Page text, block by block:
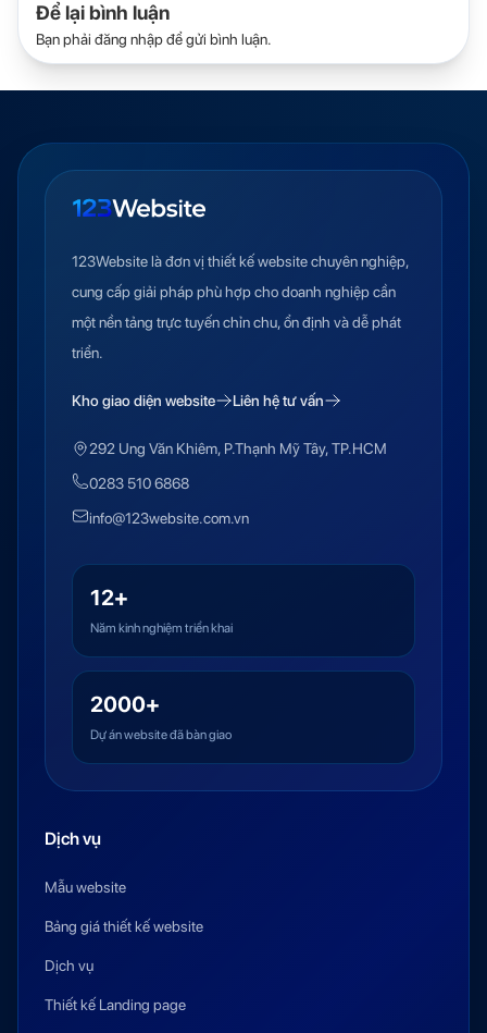
Để lại bình luận
Bạn phải đăng nhậpđể gửi bình luận.
123Website là đơn vị thiết kế website chuyên nghiệp,
cung cấp giải pháp phù hợp cho doanh nghiệp cần
một nền tảng trực tuyến chỉn chu, ổn định và dễ phát
triển.
Kho giao diện website Liên hệ tư vấn
292 Ung Văn Khiêm, P.Thạnh Mỹ Tây, TP.HCM
0283 510 6868
info@123website.com.vn
12+
Năm kinh nghiệm triển khai
2000+
Dự án website đã bàn giao
Dịch vụ
Mẫu website
Bảng giá thiết kế website
Dịch vụ
Thiết kế Landing page